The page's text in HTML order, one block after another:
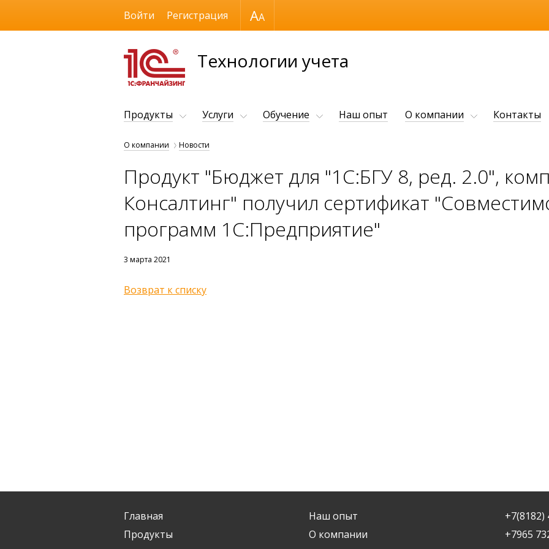
Размер шрифта
Технологии учета
Войти Регистрация
Продукты Услуги Обучение Наш опыт О компании Контакты
О компании Новости
Продукт "Бюджет для "1С:БГУ 8, ред. 2.0",
Консалтинг" получил сертификат
программ 1С:Предприятие"
3 марта 2021
Возврат к списку
Главная
Продукты
Наш опыт
О компании
+7(8182)
+7965